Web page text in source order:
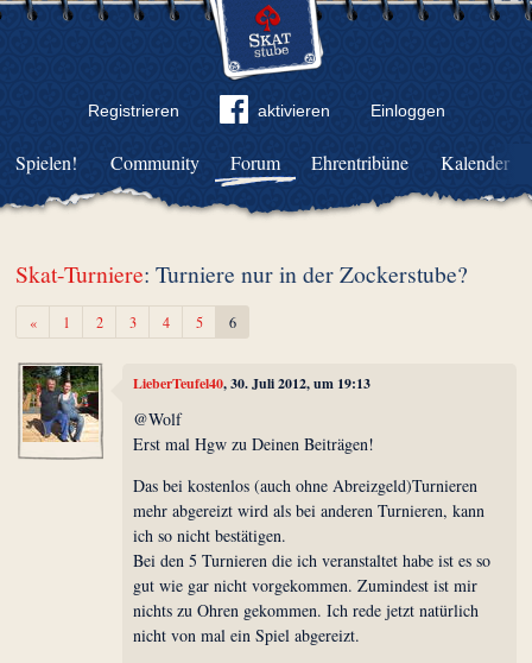
Registrieren aktivieren Einloggen
Community Forum Ehrentribüne Kalender
Spielen!
Skat-Turniere: Turniere nur in der Zockerstube?
«Zurück1 2 3 4 5 6
LieberTeufel40, 30. Juli 2012, um 19:13
@Wolf
Erst mal Hgw zu Deinen Beiträgen!
Das bei kostenlos (auch ohne Abreizgeld)Turnieren
mehr abgereizt wird als bei anderen Turnieren, kann
ich so nicht bestätigen.
Bei den 5 Turnieren die ich veranstaltet habe ist es so
gut wie gar nicht vorgekommen. Zumindest ist mir
nichts zu Ohren gekommen. Ich rede jetzt natürlich
nicht von mal ein Spiel abgereizt.